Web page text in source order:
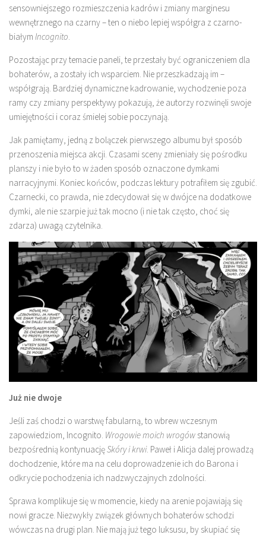
sensowniejszego rozmieszczenia kadrów i zmiany marginesu
wewnętrznego na czarny – ten o niebo lepiej współgra z czarno-
białym Incognito.
Pozostając przy temacie paneli, te przestały być ograniczeniem dla
bohaterów, a zostały ich wsparciem. Nie przeszkadzają im –
współgrają. Bardziej dynamiczne kadrowanie, wychodzenie poza
ramy czy zmiany perspektywy pokazują, że autorzy rozwinęli swoje
umiejętności i coraz śmielej sobie poczynają.
Jak pamiętamy, jedną z bolączek pierwszego albumu był sposób
przenoszenia miejsca akcji. Czasami sceny zmieniały się pośrodku
planszy i nie było to w żaden sposób oznaczone dymkami
narracyjnymi. Koniec końców, podczas lektury potrafiłem się zgubić.
Czarnecki, co prawda, nie zdecydował się w dwójce na dodatkowe
dymki, ale nie szarpie już tak mocno (i nie tak często, choć się
zdarza) uwagą czytelnika.
Już nie dwoje
Jeśli zaś chodzi o warstwę fabularną, to wbrew wczesnym
zapowiedziom, Incognito. Wrogowie moich wrogów stanowią
bezpośrednią kontynuacjęSkóry i krwi. Paweł i Alicja dalej prowadzą
dochodzenie, które ma na celu doprowadzenie ich do Barona i
odkrycie pochodzenia ich nadzwyczajnych zdolności.
Sprawa komplikuje się w momencie, kiedy na arenie pojawiają się
nowi gracze. Niezwykły związek głównych bohaterów schodzi
wówczas na drugi plan. Nie mają już tego luksusu, by skupiać się